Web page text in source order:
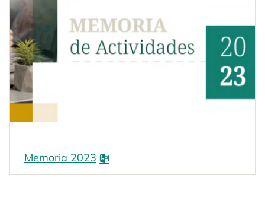
Memoria 2023